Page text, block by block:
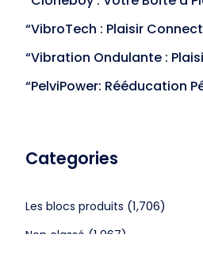
“VibroTech : Plaisir
“Vibration Ondulante :
“PelviPower: Rééducation
Categories
Les blocs produits (1,706)
Non classé (1,067)